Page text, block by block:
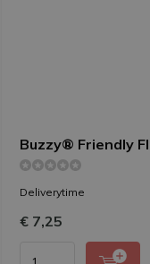
Buzzy® Friendly
Deliverytime
€ 7,25